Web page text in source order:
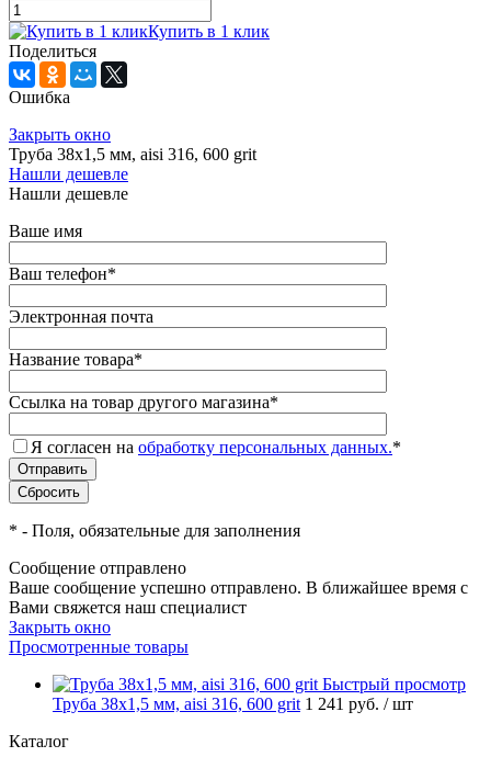
Купить в 1 клик
Поделиться
Ошибка
Закрыть окно
Труба 38х1,5 мм, aisi 316, 600 grit
Нашли дешевле
Нашли дешевле
Ваше имя
Ваш телефон*
Электронная почта
Название товара*
Ссылка на товар другого магазина*
Я согласен на обработку персональных данных.*
* - Поля, обязательные для заполнения
Сообщение отправлено
Ваше сообщение успешно отправлено. В ближайшее время с
Вами свяжется наш специалист
Закрыть окно
Просмотренные товары
Быстрый просмотр
Труба 38х1,5 мм, aisi 316, 600 grit 1 241 руб. / шт
Каталог